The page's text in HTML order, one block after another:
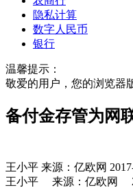
隐私计算
数字人民币
银行
温馨提示：
敬爱的用户，您的浏览器
备付金存管为网
王小平 来源： 亿欧网
王小平 来源：亿欧网